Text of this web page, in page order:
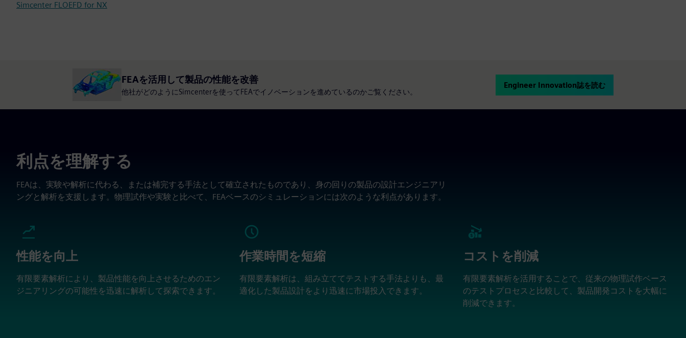
Simcenter FLOEFD for NX
FEAを活用して製品の性能を改善
他社がどのようにSimcenterを使ってFEAでイノベーションを進めているのかご覧ください。
Engineer Innovation誌を読む
利点を理解する
FEAは、実験や解析に代わる、または補完する手法として確立されたものであり、身の回りの製品の設計エンジニアリ
ングと解析を支援します。物理試作や実験と比べて、FEAベースのシミュレーションには次のような利点があります。
性能を向上
有限要素解析により、製品性能を向上させるためのエン
ジニアリングの可能性を迅速に解析して探索できます。
作業時間を短縮
有限要素解析は、組み立ててテストする手法よりも、最
適化した製品設計をより迅速に市場投入できます。
コストを削減
有限要素解析を活用することで、従来の物理試作ベース
のテストプロセスと比較して、製品開発コストを大幅に
削減できます。